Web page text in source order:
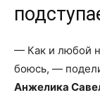
— Как и любой
боюсь, —
Анжелика